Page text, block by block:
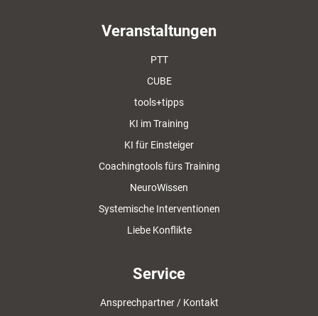
Veranstaltungen
PTT
CUBE
tools+tipps
KI im Training
KI für Einsteiger
Coachingtools fürs Training
NeuroWissen
Systemische Interventionen
Liebe Konflikte
Service
Ansprechpartner / Kontakt